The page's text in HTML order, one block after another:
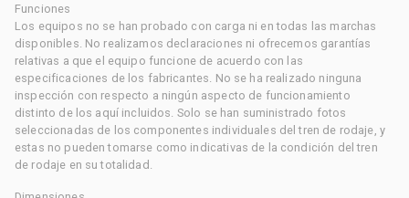
Funciones
Los equipos no se han probado con carga ni en todas las marchas
disponibles. No realizamos declaraciones ni ofrecemos garantías
relativas a que el equipo funcione de acuerdo con las
especificaciones de los fabricantes. No se ha realizado ninguna
inspección con respecto a ningún aspecto de funcionamiento
distinto de los aquí incluidos. Solo se han suministrado fotos
seleccionadas de los componentes individuales del tren de rodaje, y
estas no pueden tomarse como indicativas de la condición del tren
de rodaje en su totalidad.